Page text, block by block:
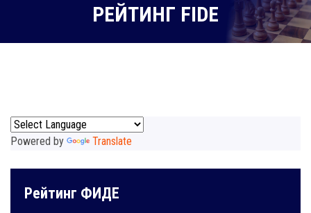
Рейтинг шахматиста
Персональный информер
РЕЙТИНГ FIDE
Powered by Translate
Рейтинг ФИДЕ